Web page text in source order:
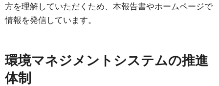
方を理解していただくため、本報告書やホームページで
情報を発信しています。
環境マネジメントシステムの推進
体制